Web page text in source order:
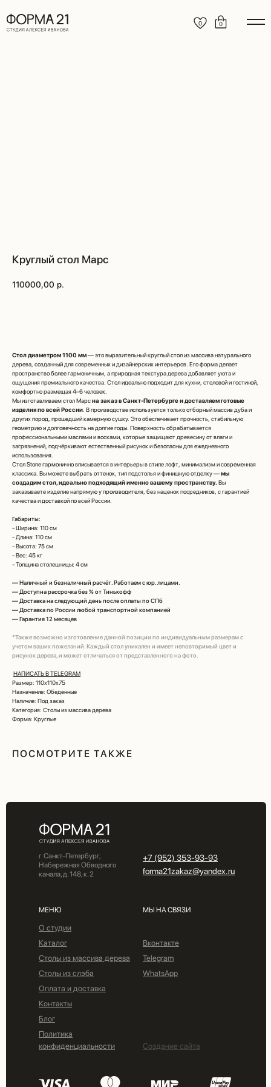
0 0
Круглый стол Марс
110000,00 р.
Стол диаметром 1100 мм— это выразительный круглый стол из массива натурального
дерева, созданный для современных и дизайнерских интерьеров. Его форма делает
пространство более гармоничным, а природная текстура дерева добавляет уюта и
ощущения премиального качества. Стол идеально подходит для кухни, столовой и гостиной,
комфортно размещая 4–6 человек.
Мы изготавливаем стол Марсна заказ в Санкт-Петербургеи доставляем готовые
изделия по всей России . В производстве используется только отборный массив дуба и
других пород, прошедший камерную сушку. Это обеспечивает прочность, стабильную
геометрию и долговечность на долгие годы. Поверхность обрабатывается
профессиональными маслами и восками, которые защищают древесину от влаги и
загрязнений, подчёркивают естественный рисунок и безопасны для ежедневного
использования.
Стол Stone гармонично вписывается в интерьеры в стиле лофт, минимализм и современная
классика. Вы можете выбрать оттенок, тип подстолья и финишную отделку —мы
создадим стол, идеально подходящий именно вашему пространству. Вы
заказываете изделие напрямую у производителя, без наценок посредников, с гарантией
качества и доставкой по всей России.
Габариты:
- Ширина: 110 см
- Длина: 110 см
- Высота: 75 см
- Вес: 45 кг
- Толщина столешницы: 4 см
—Наличный и безналичный расчёт. Работаем с юр. лицами.
— Доступна рассрочка без % от Тинькофф
— Доставка на следующий день после оплаты по СПб
— Доставка по России любой транспортной компанией
—Гарантия 12 месяцев
*Также возможно изготовление данной позиции по индивидуальным размерам с
учетом ваших пожеланий. Каждый стол уникален и имеет неповторимый цвет и
рисунок дерева, и может отличаться от представленного на фото.
НАПИСАТЬ В TELEGRAM
Размер: 110х110х75
Назначение: Обеденные
Наличие: Под заказ
Категория: Столы из массива дерева
Форма: Круглые
ПОСМОТРИТЕ ТАКЖЕ
+7 (952) 353-93-93
forma21zakaz@yandex.ru
г. Санкт-Петербург,
Набережная Обводного
канала, д. 148, к. 2
МЕНЮ
О студии
Каталог
Столы из массива дерева
Столы из слэба
Оплата и доставка
Контакты
Блог
Политика
конфиденциальности
МЫ НА СВЯЗИ
Вконтакте
WhatsApp
Telegram
Создание сайта